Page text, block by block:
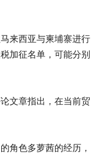
来西亚与柬埔寨进行
加征名单，可能分别
文章指出，在当前贸
角色多萝茜的经历，